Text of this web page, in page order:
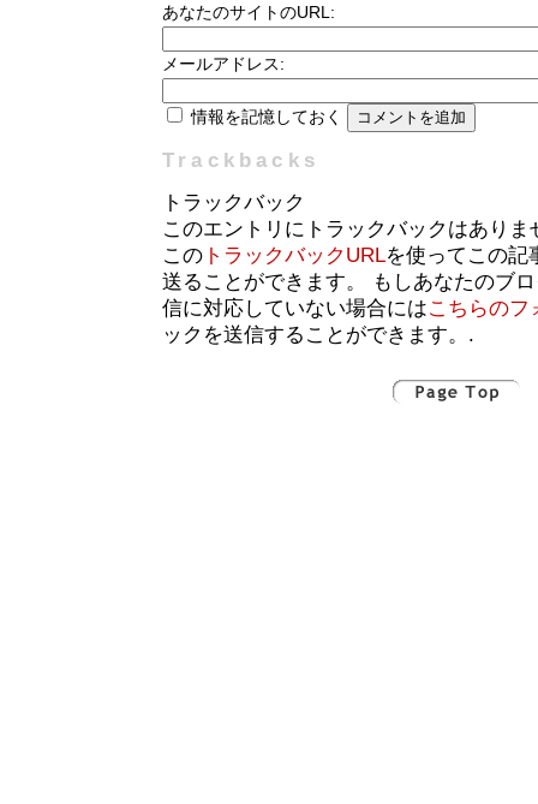
あなたのサイトのURL:
メールアドレス:
情報を記憶しておく
Trackbacks
トラックバック
このエントリにトラックバックはありま
この トラックバックURLを使ってこの記
送ることができます。 もしあなたのブ
信に対応していない場合にはこちらのフ
ックを送信することができます。.